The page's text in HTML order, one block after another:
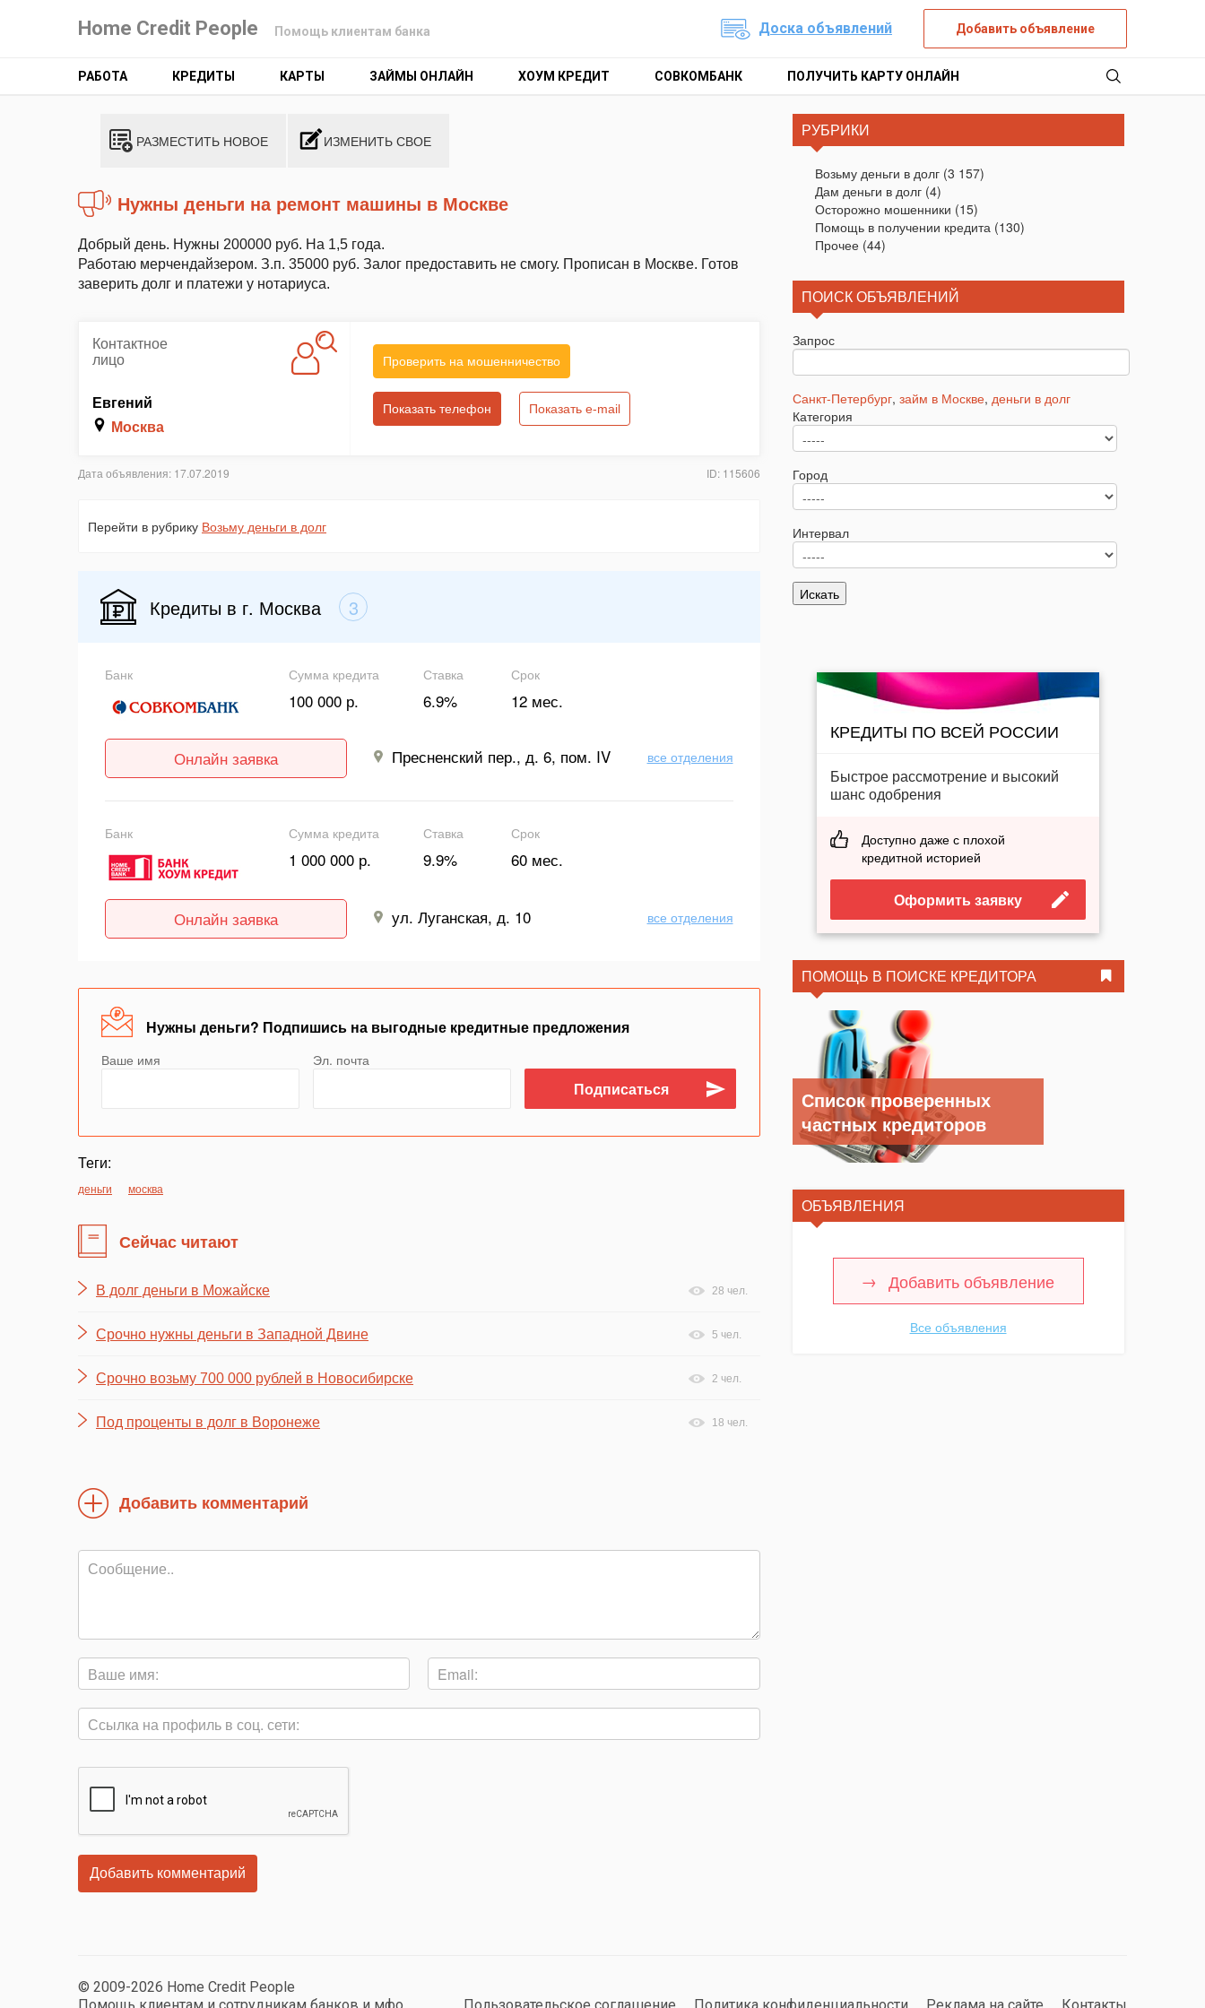
Home Credit People Помощь клиентам банка Доска объявлений Добавить объявление
РАБОТА КРЕДИТЫ КАРТЫ ЗАЙМЫ ОНЛАЙН ХОУМ КРЕДИТ СОВКОМБАНК ПОЛУЧИТЬ КАРТУ ОНЛАЙН
РАЗМЕСТИТЬ НОВОЕ ИЗМЕНИТЬ СВОЕ
Нужны деньги на ремонт машины в Москве
Добрый день. Нужны 200000 руб. На 1,5 года.
Работаю мерчендайзером. З.п. 35000 руб. Залог предоставить не смогу. Прописан в Москве. Готов
заверить долг и платежи у нотариуса.
Контактное
лицо
Евгений
Москва
Проверить на мошенничество
Показать телефон Показать e-mail
Дата объявления: 17.07.2019 ID: 115606
Перейти в рубрику Возьму деньги в долг
Кредиты в г. Москва 3
Банк Сумма кредита
100 000 р.
Ставка
6.9%
Срок
12 мес.
Онлайн заявка Пресненский пер., д. 6, пом. IV все отделения
Банк Сумма кредита
1 000 000 р.
Ставка
9.9%
Срок
60 мес.
Онлайн заявка ул. Луганская, д. 10 все отделения
Нужны деньги? Подпишись на выгодные кредитные предложения
Ваше имя Эл. почта
Теги:
деньги москва
Сейчас читают
В долг деньги в Можайске 28 чел.
Срочно нужны деньги в Западной Двине 5 чел.
Срочно возьму 700 000 рублей в Новосибирске 2 чел.
Под проценты в долг в Воронеже 18 чел.
Добавить комментарий
РУБРИКИ
Возьму деньги в долг(3 157)
Дам деньги в долг(4)
Осторожно мошенники (15)
Помощь в получении кредита(130)
Прочее(44)
ПОИСК ОБЪЯВЛЕНИЙ
Запрос
Санкт-Петербург, займ в Москве, деньги в долг
Категория
Город
Интервал
КРЕДИТЫ ПО ВСЕЙ РОССИИ
Быстрое рассмотрение и высокий
шанс одобрения
Доступно даже с плохой
кредитной историей
Оформить заявку
ПОМОЩЬ В ПОИСКЕ КРЕДИТОРА
Список проверенных
частных кредиторов
ОБЪЯВЛЕНИЯ
Добавить объявление
Все объявления
© 2009-2026 Home Credit People